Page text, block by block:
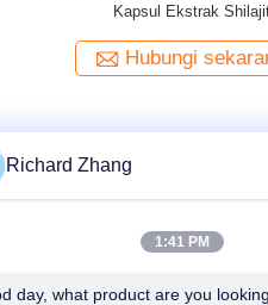
Ginkgo
Richard Zhang
1:41 PM
day, what product are you looking